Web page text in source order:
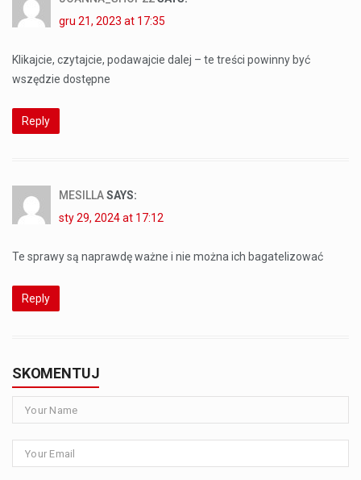
gru 21, 2023 at 17:35
Klikajcie, czytajcie, podawajcie dalej – te treści powinny być
wszędzie dostępne
Reply
MESILLASAYS:
sty 29, 2024 at 17:12
Te sprawy są naprawdę ważne i nie można ich bagatelizować
Reply
SKOMENTUJ